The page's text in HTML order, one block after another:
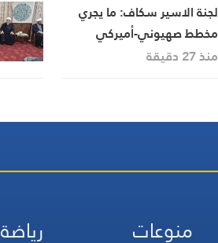
لجنة الاسير سكاف: ما يجري
مخطط صهيوني-أميركي
منذ 27 دقيقة
منوعات رياضة